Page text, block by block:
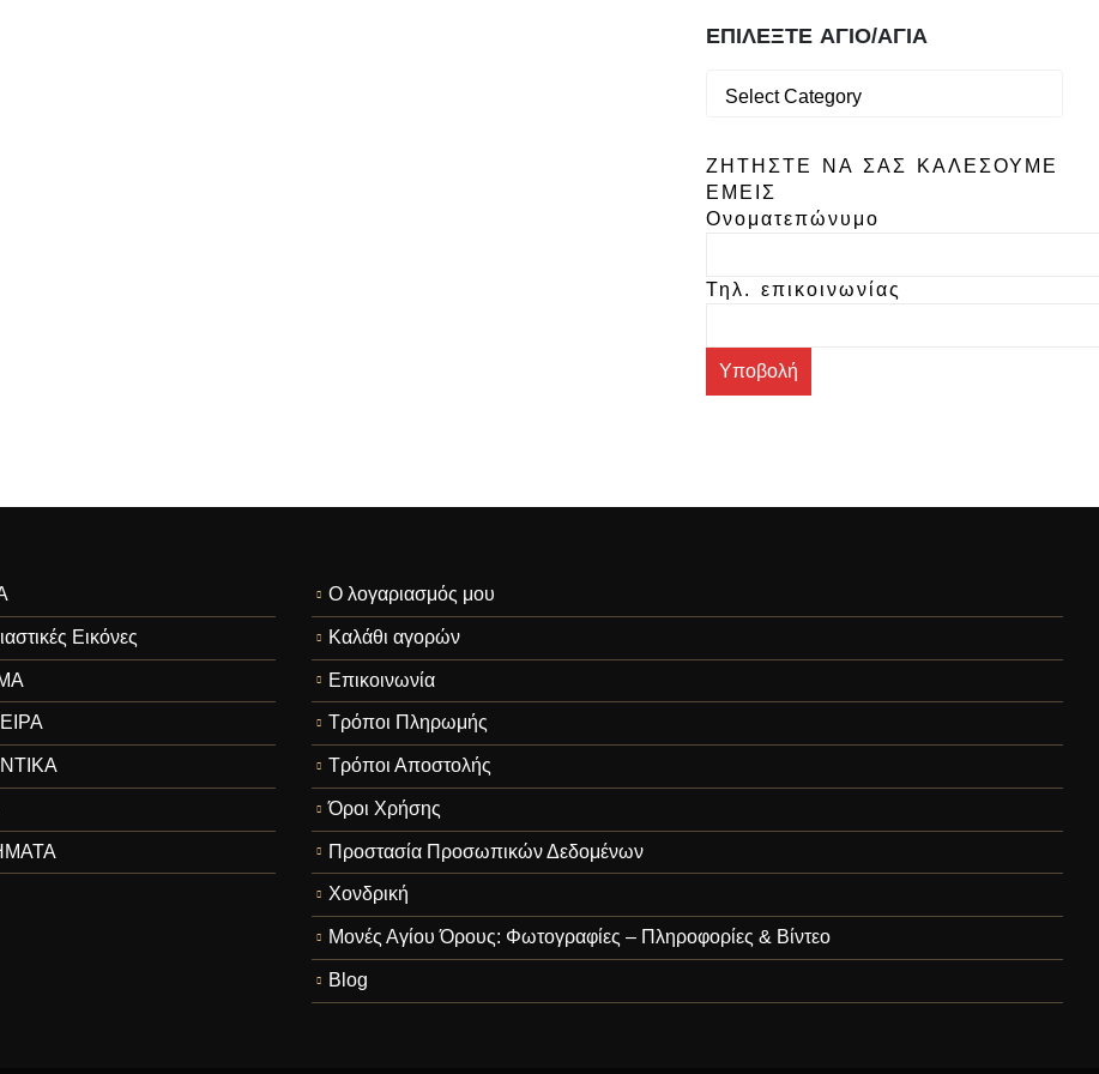
ΕΠΙΛΕΞΤΕ ΑΓΙΟ/ΑΓΙΑ
ΖΗΤΗΣΤΕ ΝΑ ΣΑΣ ΚΑΛΕΣΟΥΜΕ
ΕΜΕΙΣ
Ονοματεπώνυμο
Τηλ. επικοινωνίας
Εικόνες
Ο λογαριασμός μου
Καλάθι αγορών
Επικοινωνία
Τρόποι Πληρωμής
Τρόποι Αποστολής
Όροι Χρήσης
Προστασία Προσωπικών Δεδομένων
Χονδρική
Μονές Αγίου Όρους: Φωτογραφίες – Πληροφορίες & Βίντεο
Blog